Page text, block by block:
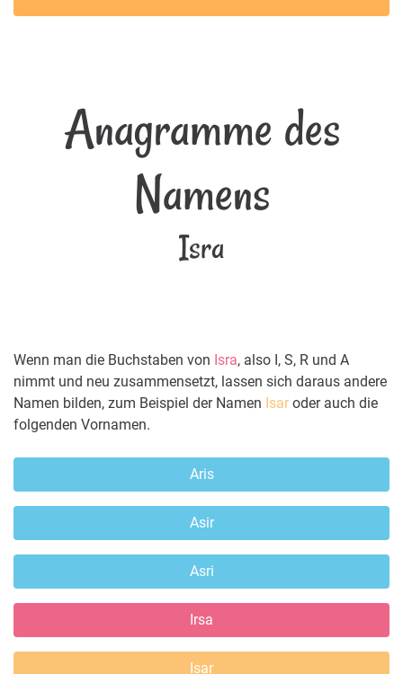
Anagramme des
Namens
Isra
Wenn man die Buchstaben von Isra, also I, S, R und A
nimmt und neu zusammensetzt, lassen sich daraus andere
Namen bilden, zum Beispiel der Namen Isaroder auch die
folgenden Vornamen.
Aris
Asir
Asri
Irsa
Isar